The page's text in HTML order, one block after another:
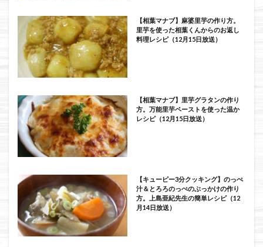
【相葉マナブ】麻婆里芋の作り方。
里芋を使った相葉くんからのお返し
料理レシピ（12月15日放送）
【相葉マナブ】里芋グラタンの作り
方。万能里芋ペーストを使った温か
レシピ（12月15日放送）
【キューピー3分クッキング】のっぺ
汁＆とろろのっぺのぶっかけの作り
方。上島亜紀先生の簡単レシピ（12
月14日放送）